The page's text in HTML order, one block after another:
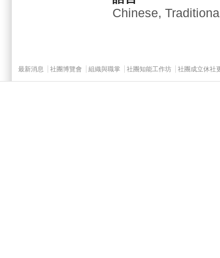
Chinese,
Main menu 2
最新消息 社團博覽會 組織與職掌 社團知能工作坊 社團成立休社